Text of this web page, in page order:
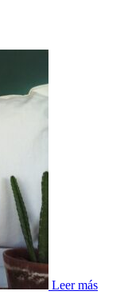
Leer más